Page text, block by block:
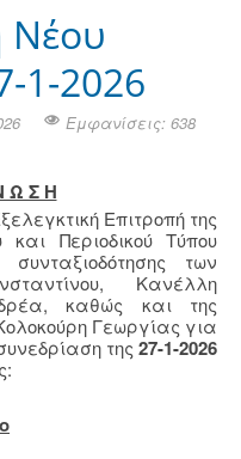
Νέου
1-2026
Εμφανίσεις: 638
Ω Σ Η
Επιτροπή της
Περιοδικού Τύπου
των
Κανέλλη
καθώς και της
Γεωργίας για
της 27-1-2026